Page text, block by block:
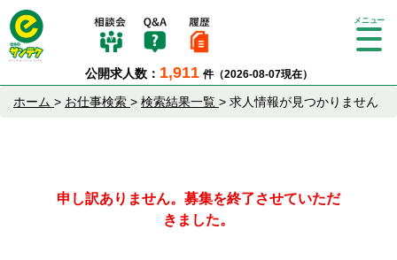
公開求人数： 1,911 件（2026-08-07現在）
Tog
ion
ホーム > お仕事検索 > 検索結果一覧 > 求人情報が見つかりません
申し訳ありません。募集を終了させていただ
きました。